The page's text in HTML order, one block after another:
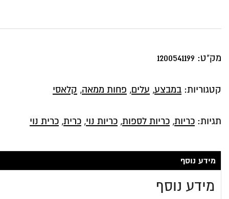
מק"ט: 1200541199
קטגוריות: במבצע, עלים, פחות ממאה, קלאסי
תגיות: כריות, כריות לספות, כריות נוי, כרית, כרית נוי
מידע נוסף
מידע נוסף